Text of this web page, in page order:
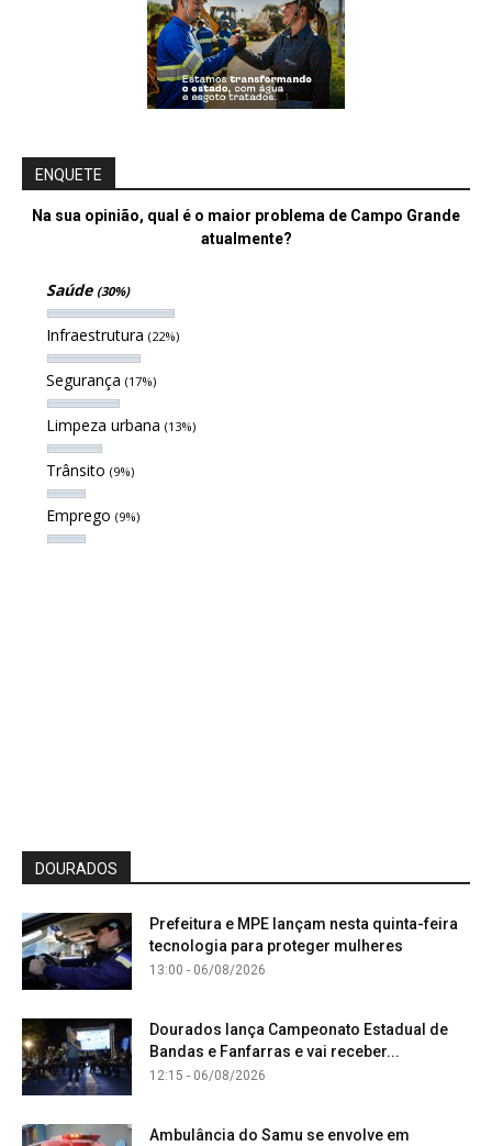
ENQUETE
Na sua opinião, qual é o maior problema de Campo Grande
atualmente?
Saúde (30%)
Infraestrutura (22%)
Segurança (17%)
Limpeza urbana (13%)
Trânsito (9%)
Emprego (9%)
DOURADOS
Prefeitura e MPE lançam nesta quinta-feira
tecnologia para proteger mulheres
13:00 - 06/08/2026
Dourados lança Campeonato Estadual de
Bandas e Fanfarras e vai receber...
12:15 - 06/08/2026
Ambulância do Samu se envolve em